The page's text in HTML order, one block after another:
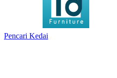
Pencari Kedai